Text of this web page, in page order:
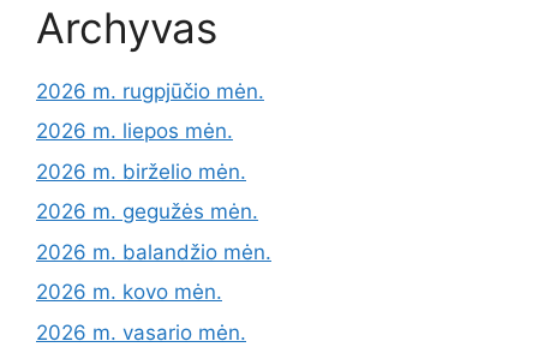
Archyvas
2026 m. rugpjūčio mėn.
2026 m. liepos mėn.
2026 m. birželio mėn.
2026 m. gegužės mėn.
2026 m. balandžio mėn.
2026 m. kovo mėn.
2026 m. vasario mėn.